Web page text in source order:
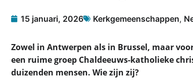
15 januari, 2026 Kerkgemeenschappen,
Zowel in Antwerpen als in Brussel, maar
een ruime groep Chaldeeuws-katholieke
duizenden mensen. Wie zijn zij?